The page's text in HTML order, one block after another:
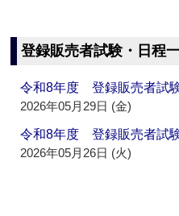
登録販売者試験・日程
令和8年度 登録販売者試
2026年05月29日 (金)
令和8年度 登録販売者試
2026年05月26日 (火)